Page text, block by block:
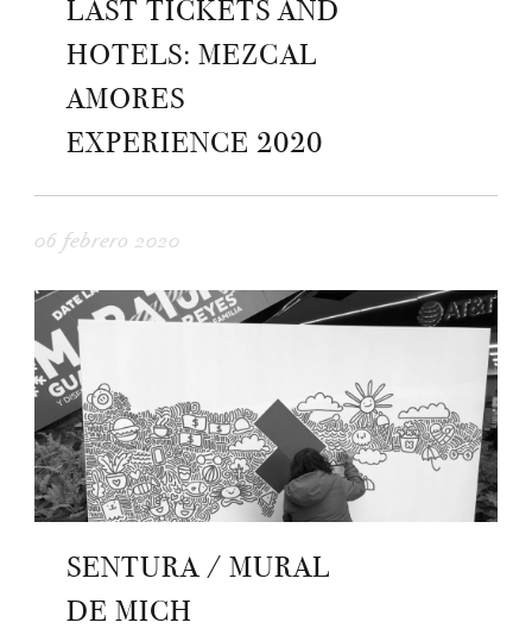
LAST TICKETS AND
HOTELS: MEZCAL
AMORES
EXPERIENCE 2020
06 febrero 2020
SENTURA / MURAL
DE MICH